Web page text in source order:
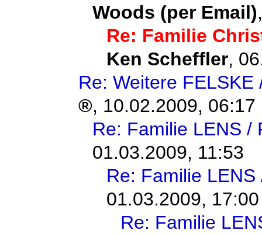
Woods (per Email)
Re: Familie
Ken Scheffler,
Re: Weitere
, 10.02.2009, 06:17
Re: Familie LENS /
01.03.2009, 11:53
Re: Familie LENS
01.03.2009, 17:00
Re: Familie